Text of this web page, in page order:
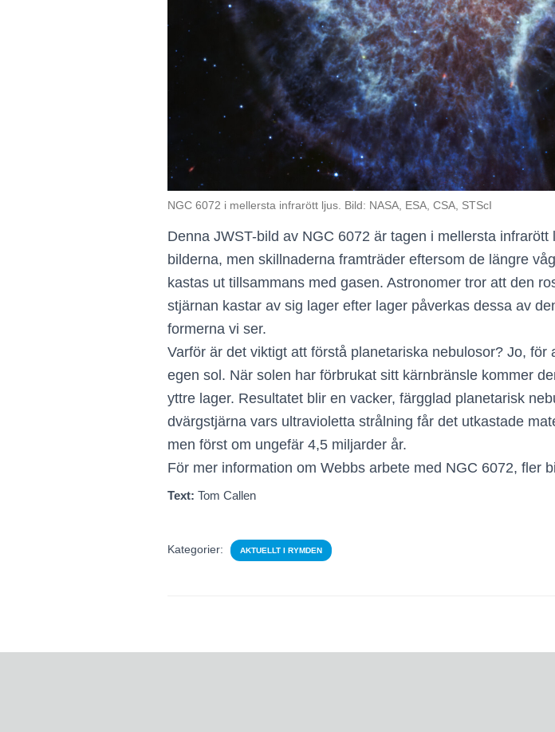
NGC 6072 i mellersta infrarött ljus. Bild: NASA, ESA, CSA, STScI
Denna JWST-bild av NGC 6072 är tagen i mellersta
bilderna, men skillnaderna framträder eftersom de längre
kastas ut tillsammans med gasen. Astronomer tror att den
stjärnan kastar av sig lager efter lager påverkas dessa av
formerna vi ser.
Varför är det viktigt att förstå planetariska nebulosor? Jo,
egen sol. När solen har förbrukat sitt kärnbränsle kommer
yttre lager. Resultatet blir en vacker, färgglad planetarisk
dvärgstjärna vars ultravioletta strålning får det utkastade
men först om ungefär 4,5 miljarder år.
För mer information om Webbs arbete med NGC 6072, fler
Text: Tom Callen
Kategorier: AKTUELLT I RYMDEN